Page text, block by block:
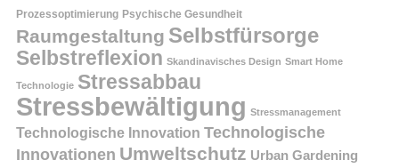
Prozessoptimierung Psychische Gesundheit
Raumgestaltung Selbstfürsorge
Selbstreflexion Skandinavisches Design Smart Home
Technologie Stressabbau
Stressbewältigung Stressmanagement
Technologische Innovation Technologische
Innovationen Umweltschutz Urban Gardening